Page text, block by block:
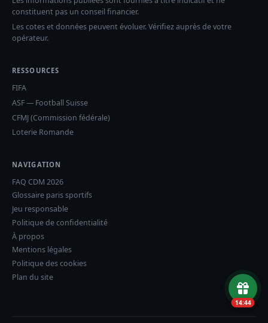
constituent pas un conseil financier.
Les cotes et données peuvent évoluer. Vérifiez auprès de votre
opérateur.
RESSOURCES
FIFA
ASF — Football Suisse
CFMJ (Commission fédérale)
Loterie Romande
NAVIGATION
FAQ CDM 2026
Glossaire paris sportifs
Jeu responsable
Politique de confidentialité
À propos
Mentions légales
Politique des cookies
Plan du site
14:43